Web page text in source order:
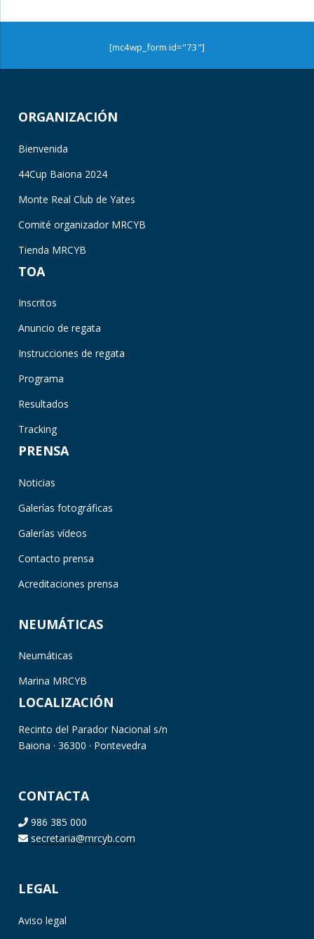
[mc4wp_form id="73"]
ORGANIZACIÓN
Bienvenida
44Cup Baiona 2024
Monte Real Club de Yates
Comité organizador MRCYB
Tienda MRCYB
TOA
Inscritos
Anuncio de regata
Instrucciones de regata
Programa
Resultados
Tracking
PRENSA
Noticias
Galerías fotográficas
Galerías vídeos
Contacto prensa
Acreditaciones prensa
NEUMÁTICAS
Neumáticas
Marina MRCYB
LOCALIZACIÓN
Recinto del Parador Nacional s/n
Baiona · 36300 · Pontevedra
CONTACTA
986 385 000
secretaria@mrcyb.com
LEGAL
Aviso legal